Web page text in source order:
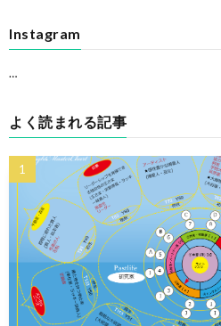
Instagram
…
よく読まれる記事